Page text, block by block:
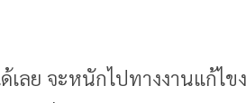
เลย จะหนักไปทางงานแก้